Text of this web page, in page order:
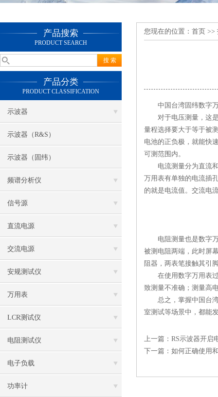
产品搜索
PRODUCT SEARCH
产品分类
PRODUCT CLASSIFICATION
示波器
示波器（R&S）
示波器（固纬）
频谱分析仪
信号源
直流电源
交流电源
安规测试仪
万用表
LCR测试仪
电阻测试仪
电子负载
功率计
您现在的位置： 首页 >>
中国台湾固纬数字万
对于电压测量，这是
量程选择要大于等于被
电池的正负极，就能快
可测范围内。
电流测量分为直流和
万用表有单独的电流插
的就是电流值。交流电
电阻测量也是数字万
被测电阻两端，此时屏
阻器，两表笔接触其引
在使用数字万用表过
致测量不准确；测量高
总之，掌握中国台湾
室测试等场景中，都能
上一篇： RS示波器开启
下一篇： 如何正确使用